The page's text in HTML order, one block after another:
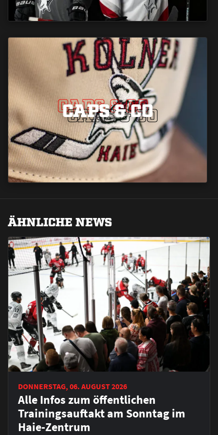
CAPS & CO
CAPS & CO
CAPS & CO
ÄHNLICHE NEWS
DONNERSTAG, 06. AUGUST 2026
Alle Infos zum öffentlichen
Trainingsauftakt am Sonntag im
Haie-Zentrum